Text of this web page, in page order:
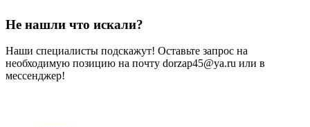
Не нашли что искали?
Наши специалисты подскажут! Оставьте запрос на
необходимую позицию на почту dorzap45@ya.ru или в
мессенджер!